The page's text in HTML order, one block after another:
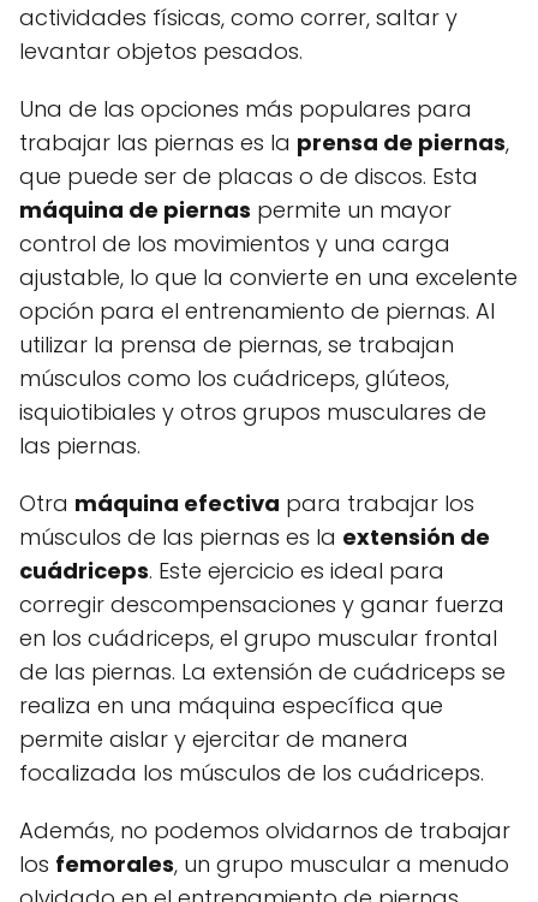
actividades físicas, como correr, saltar y
levantar objetos pesados.
Una de las opciones más populares para
trabajar las piernas es la prensa de piernas,
que puede ser de placas o de discos. Esta
máquina de piernas permite un mayor
control de los movimientos y una carga
ajustable, lo que la convierte en una excelente
opción para el entrenamiento de piernas. Al
utilizar la prensa de piernas, se trabajan
músculos como los cuádriceps, glúteos,
isquiotibiales y otros grupos musculares de
las piernas.
Otra máquina efectiva para trabajar los
músculos de las piernas es la extensión de
cuádriceps. Este ejercicio es ideal para
corregir descompensaciones y ganar fuerza
en los cuádriceps, el grupo muscular frontal
de las piernas. La extensión de cuádriceps se
realiza en una máquina específica que
permite aislar y ejercitar de manera
focalizada los músculos de los cuádriceps.
Además, no podemos olvidarnos de trabajar
los femorales, un grupo muscular a menudo